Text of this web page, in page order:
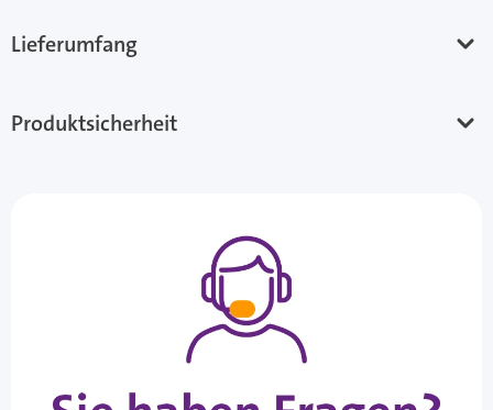
Lieferumfang
Produktsicherheit